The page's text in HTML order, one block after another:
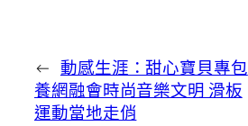
← 動感生涯：甜心寶貝專包
養網融會時尚音樂文明 滑板
運動當地走俏